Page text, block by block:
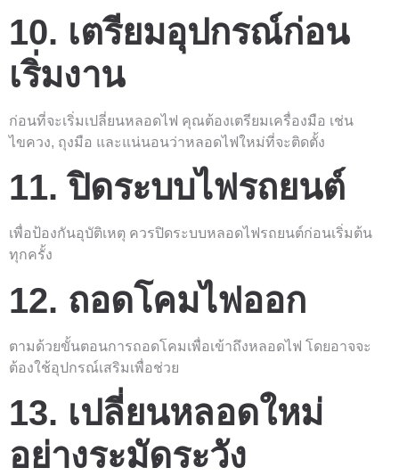
10. เตรียมอุปกรณ์ก่อน
เริ่มงาน
ก่อนที่จะเริ่มเปลี่ยนหลอดไฟ คุณต้องเตรียมเครื่องมือ เช่น
ไขควง, ถุงมือ และแน่นอนว่าหลอดไฟใหม่ที่จะติดตั้ง
11. ปิดระบบไฟรถยนต์
เพื่อป้องกันอุบัติเหตุ ควรปิดระบบหลอดไฟรถยนต์ก่อนเริ่มต้น
ทุกครั้ง
12. ถอดโคมไฟออก
ตามด้วยขั้นตอนการถอดโคมเพื่อเข้าถึงหลอดไฟ โดยอาจจะ
ต้องใช้อุปกรณ์เสริมเพื่อช่วย
13. เปลี่ยนหลอดใหม่
อย่างระมัดระวัง